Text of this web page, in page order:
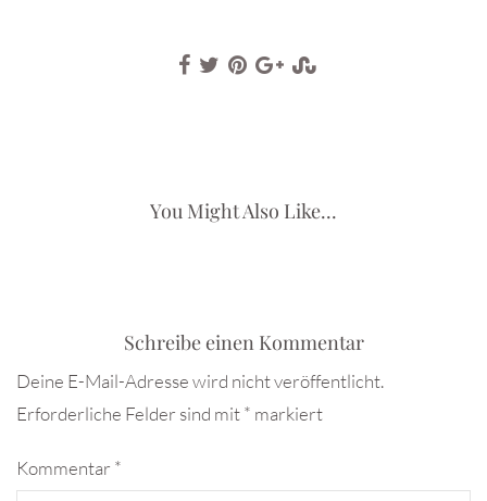
You Might Also Like...
Schreibe einen Kommentar
Deine E-Mail-Adresse wird nicht veröffentlicht.
Erforderliche Felder sind mit* markiert
Kommentar *